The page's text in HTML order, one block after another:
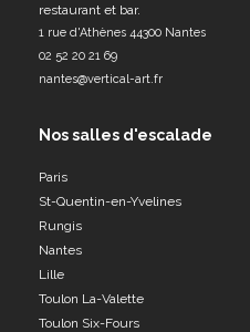
restaurant et bar.
1 rue d'Athènes 44300 Nantes
02 52 20 21 69
nantes@vertical-art.fr
Nos salles d'escalade
Paris
St-Quentin-en-Yvelines
Rungis
Nantes
Lille
Toulon La-Valette
Toulon Six-Fours